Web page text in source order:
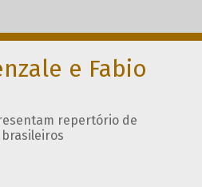
e Fabio
repertório de